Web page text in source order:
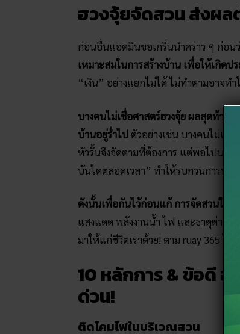
ฮวงจุ้ยจัดสวน ส่งผล
ก่อนอื่นแอดมินขอเกริ่นนำคร่าว ๆ ก่อน
เหมาะสมในการสร้างบ้าน เพื่อให้เกิดป
“เงิน” อย่างแยกไม่ได้ ไม่ทำตามอาจทำ
บางคนไม่เชื่อศาสตร์ฮวงจุ้ย ผลสุดท้ายก็
บ้านอยู่ร่ำไป ตัวอย่างเช่น บางคนไม่เชื่
หัวรั้นจึงจัดตามที่ต้องการ แต่พอไปนอน
บันไดตลอดเวลา” ทำให้รบกวนการนอน
ดังนั้นเพื่อกันไว้ก่อนแก้ การจัดสวนในบ้
แสงแดด พลังงานน้ำ ไฟ และธาตุต่าง ๆ
มาให้แก่ชีวิตเราด้วย! ตาม ruay 365 ไป
10 หลักการ & ข้อดี ฮ
ด่วน!
ติดโคมไฟในบริเวณสวน